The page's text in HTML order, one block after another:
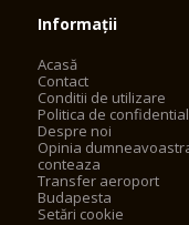
Informații
Acasă
Contact
Conditii de utilizare
Politica de
Despre noi
Opinia
conteaza
Transfer aeroport
Budapesta
Setări cookie